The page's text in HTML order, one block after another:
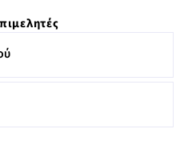
Στάσεις και αντιλήψεις της
αγωγή
των ψυχικών